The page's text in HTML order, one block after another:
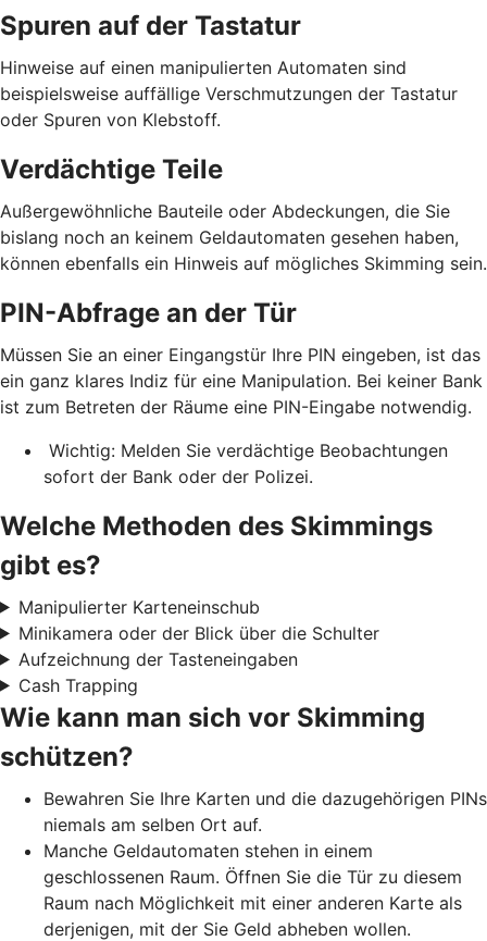
Spuren auf der Tastatur
Hinweise auf einen manipulierten Automaten sind
beispielsweise auffällige Verschmutzungen der Tastatur
oder Spuren von Klebstoff.
Verdächtige Teile
Außergewöhnliche Bauteile oder Abdeckungen, die Sie
bislang noch an keinem Geldautomaten gesehen haben,
können ebenfalls ein Hinweis auf mögliches Skimming sein.
PIN-Abfrage an der Tür
Müssen Sie an einer Eingangstür Ihre PIN eingeben, ist das
ein ganz klares Indiz für eine Manipulation. Bei keiner Bank
ist zum Betreten der Räume eine PIN-Eingabe notwendig.
Wichtig: Melden Sie verdächtige Beobachtungen
sofort der Bank oder der Polizei.
Welche Methoden des Skimmings
gibt es?
Manipulierter Karteneinschub
Minikamera oder der Blick über die Schulter
Aufzeichnung der Tasteneingaben
Cash Trapping
Wie kann man sich vor Skimming
schützen?
Bewahren Sie Ihre Karten und die dazugehörigen PINs
niemals am selben Ort auf.
Manche Geldautomaten stehen in einem
geschlossenen Raum. Öffnen Sie die Tür zu diesem
Raum nach Möglichkeit mit einer anderen Karte als
derjenigen, mit der Sie Geld abheben wollen.